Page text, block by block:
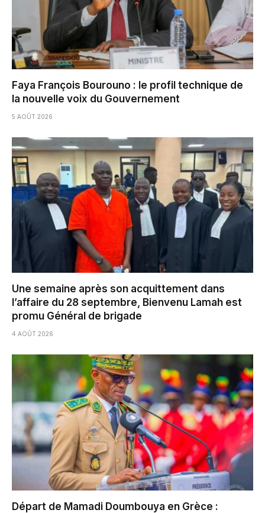
Faya François Bourouno : le profil technique de
la nouvelle voix du Gouvernement
5 AOÛT 2026
Une semaine après son acquittement dans
l’affaire du 28 septembre, Bienvenu Lamah est
promu Général de brigade
4 AOÛT 2026
Départ de Mamadi Doumbouya en Grèce :